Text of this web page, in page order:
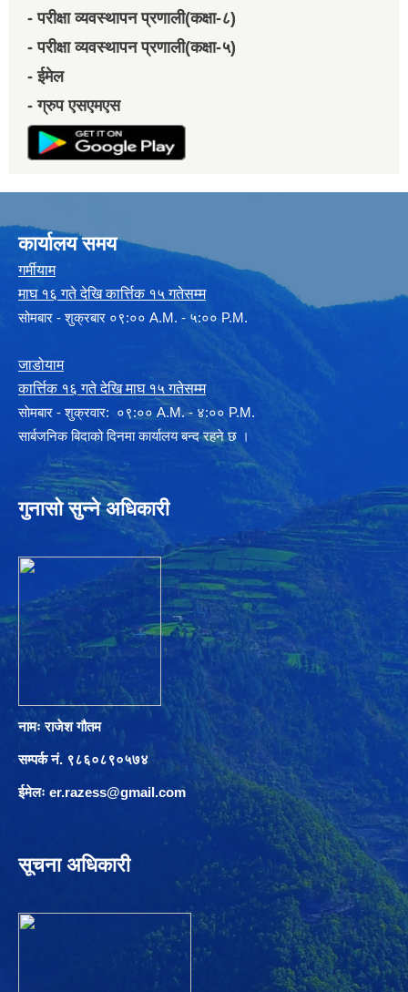
- परीक्षा व्यवस्थापन प्रणाली(कक्षा-८)
- परीक्षा व्यवस्थापन प्रणाली(कक्षा-५)
- ईमेल
- ग्रुप एसएमएस
कार्यालय समय
गर्मीयाम
माघ १६ गते देखि कार्त्तिक १५ गतेसम्म
सोमबार - शुक्रबार ०९:०० A.M. - ५:०० P.M.
जाडोयाम
कार्त्तिक १६ गते देखि माघ १५ गतेसम्म
साेमबार - शुक्रवार: ०९:०० A.M. - ४:०० P.M.
सार्बजनिक बिदाको दिनमा कार्यालय बन्द रहने छ ।
गुनासो सुन्ने अधिकारी
नामः राजेश गौतम
सम्पर्क नं. ९८६०८९०५७४
ईमेलः er.razess@gmail.com
सूचना अधिकारी